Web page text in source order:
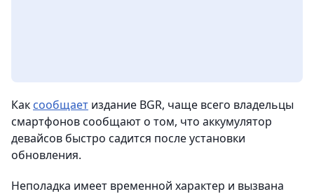
Как сообщает издание BGR, чаще всего владельцы
смартфонов сообщают о том, что аккумулятор
девайсов быстро садится после установки
обновления.
Неполадка имеет временной характер и вызвана